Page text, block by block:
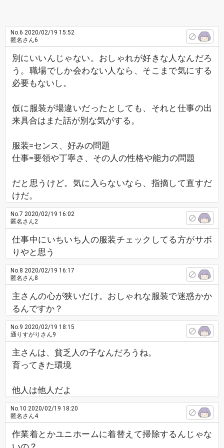
No.6 2020/02/19 15:52
匿名さん6
別にいいんじゃない。おしゃれが好きな人なんだろ
う。職場でしか会わない人なら、そこまで気にする
必要もないし。
仮に服装が場違いだったとしても、それと仕事の出
来具合はまた話が別な気がする。
服装=センス、好みの問題
仕事=要領や丁寧さ、その人の性格や能力の問題
だと思うけど。気に入らないなら、指摘して直すだ
けだ。
No.7 2020/02/19 16:02
匿名さん2
仕事中にいちいち人の服装チェックしてる方がサボ
りやと思う
No.8 2020/02/19 16:17
匿名さん8
主さんの心が狭いだけ。おしゃれな服装で迷惑かか
るんですか？
No.9 2020/02/19 18:15
通りすがりさん9
主さんは、貧乏人の子なんだろうね。
育ってきた環境
他人は他人だよ
No.10 2020/02/19 18:20
匿名さん4
作業着とかユニホームに着替えて掃除するんじゃな